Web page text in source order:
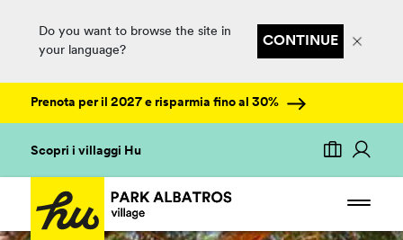
Do you want to browse the site in
your language?
CONTINUE
Prenota per il 2027 e risparmia fino al 30%
Scopri i villaggi Hu